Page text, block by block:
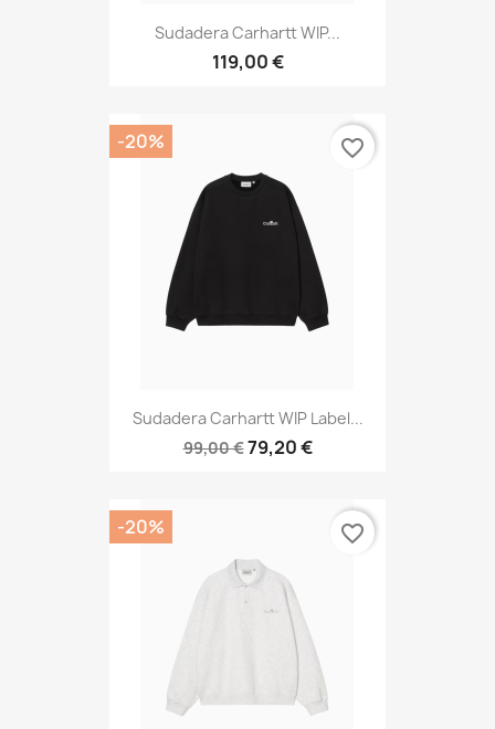
Sudadera Carhartt WIP...
119,00 €
Sudadera Carhartt WIP Label...
99,00 €79,20 €
-20% favorite_border
-20% favorite_border